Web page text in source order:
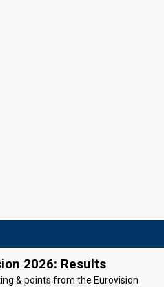
2026: Results
& points from the Eurovision